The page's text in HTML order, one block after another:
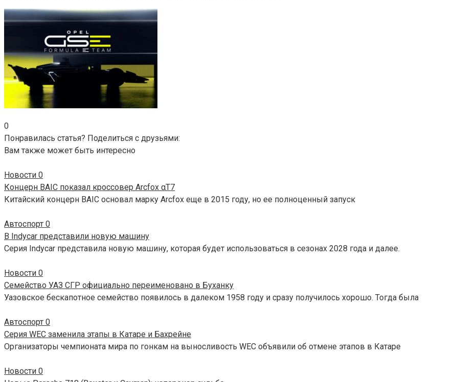
0
Понравилась статья? Поделиться с друзьями:
Вам также может быть интересно
Новости 0
Концерн BAIC показал кроссовер Arcfox αT7
Китайский концерн BAIC основал марку Arcfox еще в 2015 году, но ее полноценный запуск
Автоспорт 0
В Indycar представили новую машину
Серия Indycar представила новую машину, которая будет использоваться в сезонах 2028 года и далее.
Новости 0
Семейство УАЗ СГР официально переименовано в Буханку
Уазовское бескапотное семейство появилось в далеком 1958 году и сразу получилось хорошо. Тогда была
Автоспорт 0
Серия WEC заменила этапы в Катаре и Бахрейне
Организаторы чемпионата мира по гонкам на выносливость WEC объявили об отмене этапов в Катаре
Новости 0